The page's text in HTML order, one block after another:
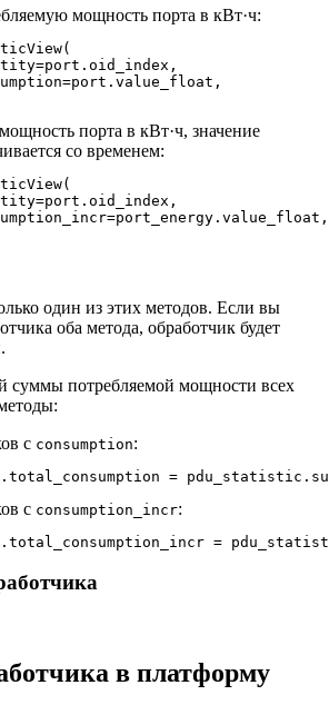
мощность порта в кВт·ч:
порта в кВт·ч, значение
со временем:
один из этих методов. Если вы
оба метода, обработчик будет
суммы потребляемой мощности всех
с consumption:
=
с consumption_incr:
=
в платформу